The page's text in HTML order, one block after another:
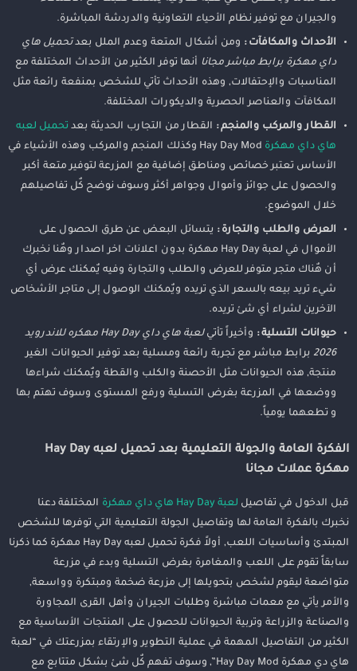
والجيران مع توفير نظام الأحياء التعاونية والدردشة المباشرة.
الأحداث والمكافآت : ومن أشكال المتعة وعدم الملل بعدتحميل هاي
داي مهكرة برابط مباشر مجانا أنها توفر الكثير من الأحداث المختلفة مع
المناسبات والإحتفالات, وهذه الأحداث تأتي للشخص بمنفعة رائعة مثل
المكافآت والعناصر الحصرية والديكورات المختلفة.
القطار والمركب والمنجم : القطار من التجارب الحديثة بعد تحميل لعبه
هاي داي مهكرة
Hay Day Mod وكذلك المنجم والمركب وهذه الأشياء في
الأساس تعتبر خصائص ومناطق إضافية مع المزرعة لتوفير متعة أكبر
والحصول على جوائز وأموال وجواهر أكثر وسوف نوضح كٌل تفاصيلهم
خلال الموضوع.
العرض والطلب والتجارة : يتسائل البعض عن طرق الحصول على
الأموال في لعبة Hay Day مهكرة بدون اعلانات اخر اصدار وهٌنا نخبرك
أن هٌناك متجر متوفر للعرض والطلب والتجارة وفيه يٌمكنك عرض أي
شيء تريد بيعه بالسعر الذي تريده ويٌمكنك الوصول إلى متاجر الأشخاص
الآخرين لشراء أي شئ تريده.
حيوانات التسلية : وأخيراً تأتي
لعبة هاي داي Hay Day مهكره للاندرويد
2026 برابط مباشر مع تجربة رائعة ومسلية بعد توفير الحيوانات الغير
منتجة, هذه الحيوانات مثل الأحصنة والكلب والقطة ويٌمكنك شراءها
ووضعها في المزرعة بغرض التسلية ورفع المستوى وسوف تهتم بها
و تطعهما يومياً.
الفكرة العامة والجولة التعليمية بعد تحميل لعبه Hay Day
مهكرة عملات مجانا
قبل الدخول في تفاصيل لعبة Hay Day هاي داي مهكرة
المختلفة دعنا
نخبرك بالفكرة العامة لها وتفاصيل الجولة التعليمية التي توفرها للشخص
المبتدئ وأساسيات اللعب, أولاً فكرة تحميل لعبه Hay Day مهكرة كما ذكرنا
سابقاً تقوم على اللعب والمغامرة بغرض التسلية وبدء في مزرعة
متواضعة ليقوم لشخص بتحويلها إلى مزرعة ضخمة ومبتكرة وواسعة,
والأمر يأتي مع معمات مباشرة وطلبات الجيران وأهل القرى المجاورة
والصناعة والزراعة وتربية الحيوانات للحصول على المنتجات الأساسية مع
الكثير من التفاصيل المهمة في عملية التطوير والإرتقاء بمزرعتك في “لعبة
هاي دي مهكرة Hay Day Mod”, وسوف تفهم كٌل شئ بشكل متتابع مع